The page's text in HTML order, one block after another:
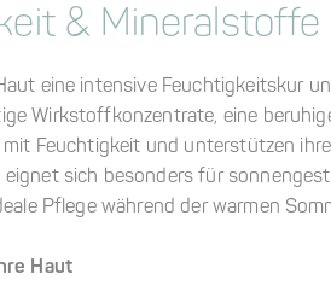
& Mineralstoffe
eine intensive Feuchtigkeitskur
Wirkstoffkonzentrate, eine
mit Feuchtigkeit und unterstützen
eignet sich besonders für
Pflege während der warmen
Haut